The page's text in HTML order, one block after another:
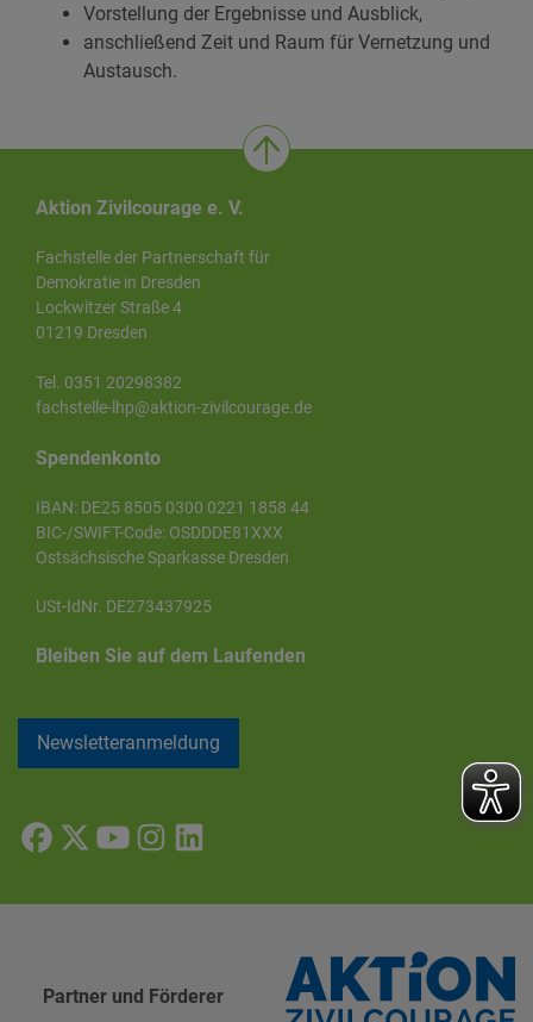
Vorstellung der Ergebnisse und Ausblick,
anschließend Zeit und Raum für Vernetzung und
Austausch.
Aktion Zivilcourage e. V.
Fachstelle der Partnerschaft für
Demokratie in Dresden
Lockwitzer Straße 4
01219 Dresden
Tel. 0351 20298382
fachstelle-lhp@aktion-zivilcourage.de
Spendenkonto
IBAN: DE25 8505 0300 0221 1858 44
BIC-/SWIFT-Code: OSDDDE81XXX
Ostsächsische Sparkasse Dresden
USt-IdNr. DE273437925
Bleiben Sie auf dem Laufenden
Newsletteranmeldung
Partner und Förderer